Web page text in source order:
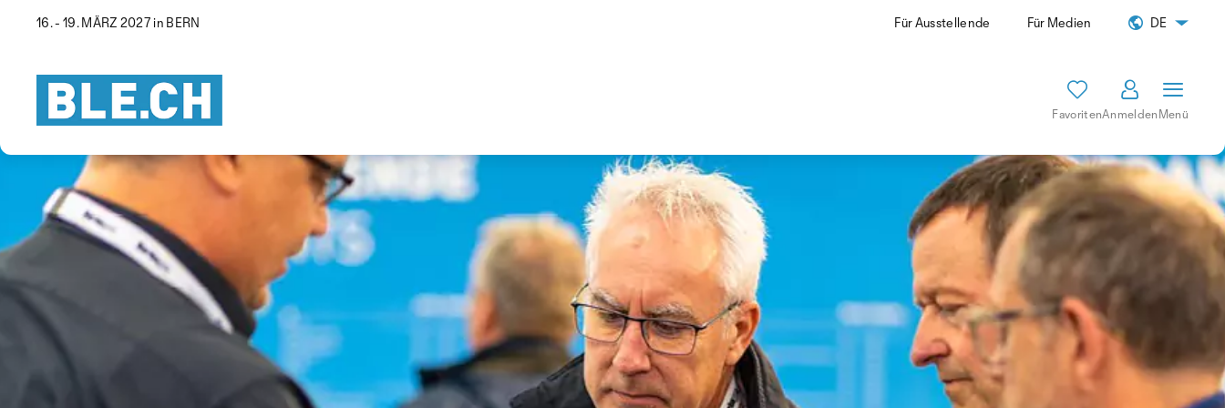
16. - 19. MÄRZ 2027 in BERN Für Ausstellende Für Medien DE
FavoritenAnmeldenMenü